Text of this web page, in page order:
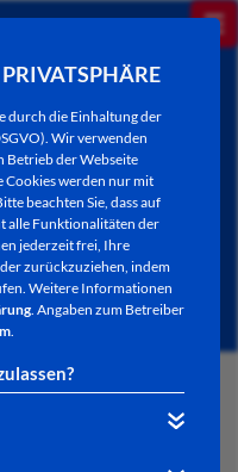
durch die Einhaltung der
Wir verwenden
Betrieb der Webseite
werden nur mit
beachten Sie, dass auf
alle Funktionalitäten der
jederzeit frei, Ihre
zurückzuziehen, indem
Weitere Informationen
. Angaben zum Betreiber
.